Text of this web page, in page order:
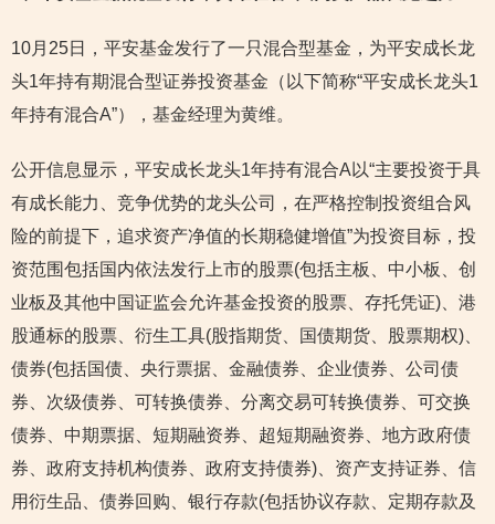
10月25日，平安基金发行了一只混合型基金，为平安成长龙
头1年持有期混合型证券投资基金（以下简称“平安成长龙头1
年持有混合A”），基金经理为黄维。
公开信息显示，平安成长龙头1年持有混合A以“主要投资于具
有成长能力、竞争优势的龙头公司，在严格控制投资组合风
险的前提下，追求资产净值的长期稳健增值”为投资目标，投
资范围包括国内依法发行上市的股票(包括主板、中小板、创
业板及其他中国证监会允许基金投资的股票、存托凭证)、港
股通标的股票、衍生工具(股指期货、国债期货、股票期权)、
债券(包括国债、央行票据、金融债券、企业债券、公司债
券、次级债券、可转换债券、分离交易可转换债券、可交换
债券、中期票据、短期融资券、超短期融资券、地方政府债
券、政府支持机构债券、政府支持债券)、资产支持证券、信
用衍生品、债券回购、银行存款(包括协议存款、定期存款及